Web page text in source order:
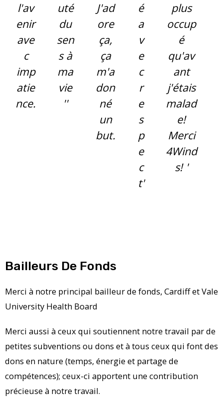
l'av
enir
ave
c
imp
atie
nce.
uté
du
sen
s à
ma
vie
''
J'ad
ore
ça,
ça
m'a
don
né
un
but.
é
a
v
e
c
r
e
s
p
e
c
t'
plus
occup
é
qu'av
ant
j'étais
malad
e!
Merci
4Wind
s! '
Bailleurs De Fonds
Merci à notre principal bailleur de fonds, Cardiff et Vale
University Health Board
Merci aussi à ceux qui soutiennent notre travail par de
petites subventions ou dons et à tous ceux qui font des
dons en nature (temps, énergie et partage de
compétences); ceux-ci apportent une contribution
précieuse à notre travail.